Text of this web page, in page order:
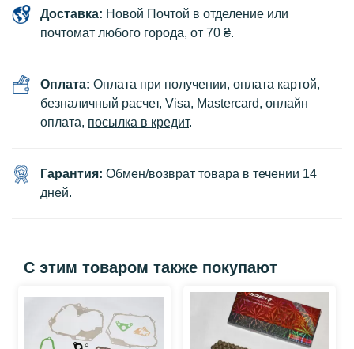
Доставка: Новой Почтой в отделение или
почтомат любого города, от 70 ₴.
Оплата: Оплата при получении, оплата картой,
безналичный расчет, Visa, Mastercard, онлайн
оплата, посылка в кредит.
Гарантия: Обмен/возврат товара в течении 14
дней.
С этим товаром также покупают